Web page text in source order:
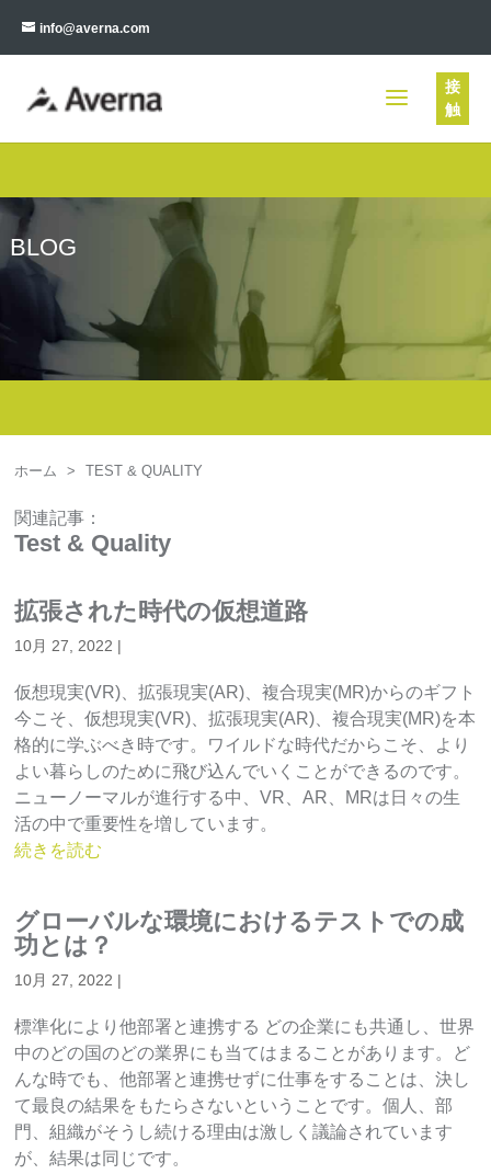
info@averna.com
接
触
BLOG
ホーム > TEST & QUALITY
関連記事：
Test & Quality
拡張された時代の仮想道路
10月 27, 2022 |
仮想現実(VR)、拡張現実(AR)、複合現実(MR)からのギフト
今こそ、仮想現実(VR)、拡張現実(AR)、複合現実(MR)を本
格的に学ぶべき時です。ワイルドな時代だからこそ、より
よい暮らしのために飛び込んでいくことができるのです。
ニューノーマルが進行する中、VR、AR、MRは日々の生
活の中で重要性を増しています。
続きを読む
グローバルな環境におけるテストでの成
功とは？
10月 27, 2022 |
標準化により他部署と連携する どの企業にも共通し、世界
中のどの国のどの業界にも当てはまることがあります。ど
んな時でも、他部署と連携せずに仕事をすることは、決し
て最良の結果をもたらさないということです。個人、部
門、組織がそうし続ける理由は激しく議論されています
が、結果は同じです。